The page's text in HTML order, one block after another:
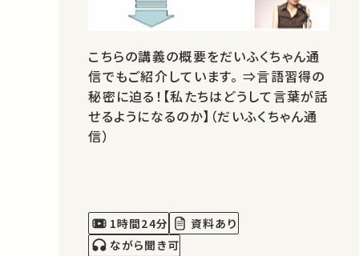
こちらの講義の概要をだいふくちゃん通
信でもご紹介しています。 ⇒言語習得の
秘密に迫る！【私たちはどうして言葉が話
せるようになるのか】（だいふくちゃん通
信）
1時間24分
資料あり
ながら聞き可